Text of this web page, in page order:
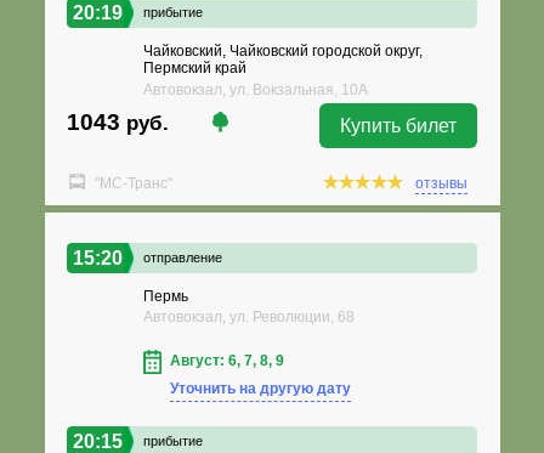
20:19 прибытие
Чайковский, Чайковский городской округ,
Пермский край
Автовокзал, ул. Вокзальная, 10А
1043 руб. Купить билет
"МС-Транс" отзывы
15:20 отправление
Пермь
Автовокзал, ул. Революции, 68
Август: 6, 7, 8, 9
Уточнить на другую дату
20:15 прибытие